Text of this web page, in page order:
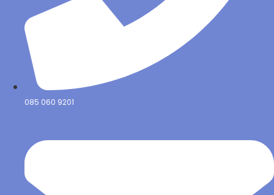
085 060 9201